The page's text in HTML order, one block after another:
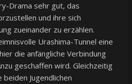
Drama sehr gut, das
und ihre sich
zueinander zu erzählen.
Urashima-Tunnel eine
die anfängliche Verbindung
geschaffen wird. Gleichzeitig
Jugendlichen